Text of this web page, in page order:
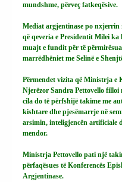
mundshme, përveç fatkeqësive.
Mediat argjentinase po nxjerrin
që qeveria e Presidentit Milei ka
muajt e fundit për të
marrëdhëniet me Selinë e
Përmendet vizita që Ministrja e
Njerëzor Sandra Pettovello filloi
cila do të përfshijë takime me
kishtare dhe pjesëmarrje në
arsimin, inteligjencën artificiale
mendor.
Ministrja Pettovello pati një
përfaqësues të Konferencës
Argjentinase.